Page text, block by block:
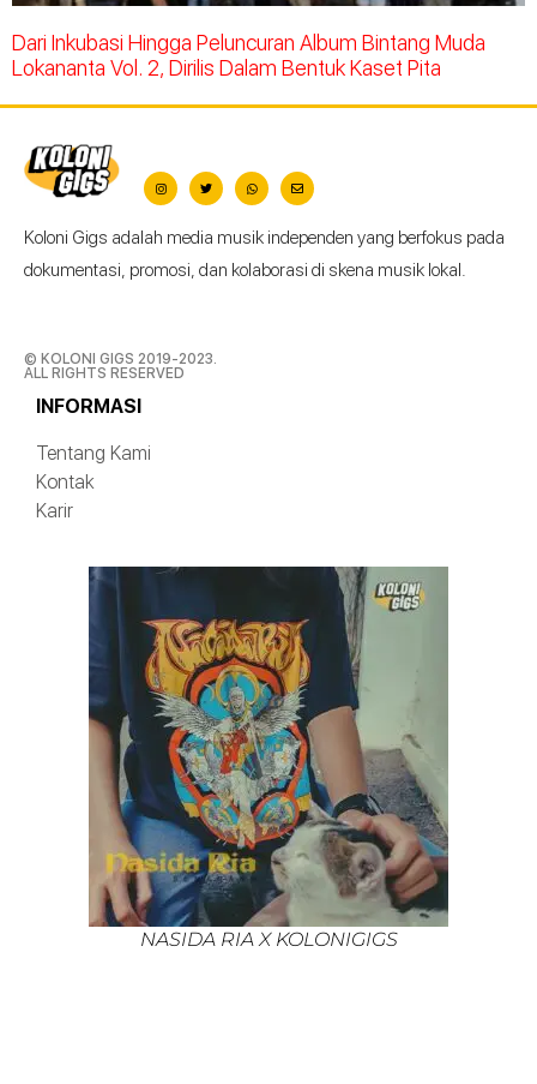
Dari Inkubasi Hingga Peluncuran Album Bintang Muda
Lokananta Vol. 2, Dirilis Dalam Bentuk Kaset Pita
Koloni Gigs adalah media musik independen yang berfokus pada
dokumentasi, promosi, dan kolaborasi di skena musik lokal.
© KOLONI GIGS 2019-2023.
ALL RIGHTS RESERVED
INFORMASI
Tentang Kami
Kontak
Karir
NASIDA RIA X KOLONIGIGS